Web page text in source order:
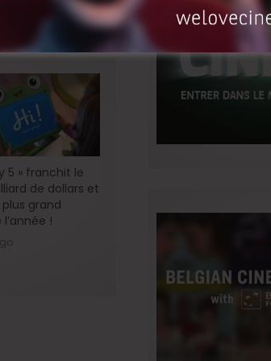
5 » franchit le
de dollars et
grand
!